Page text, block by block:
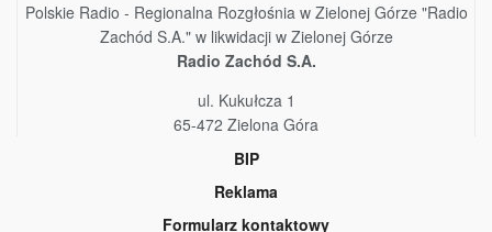
Polskie Radio - Regionalna Rozgłośnia w Zielonej Górze "Radio
Zachód S.A." w likwidacji w Zielonej Górze
Radio Zachód S.A.
ul. Kukułcza 1
65-472 Zielona Góra
BIP
Reklama
Formularz kontaktowy